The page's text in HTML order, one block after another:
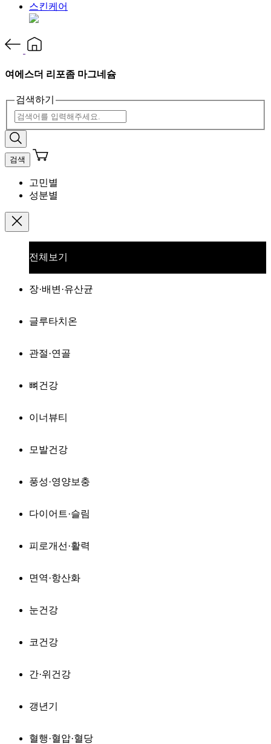
스킨케어
여에스더 리포좀 마그네슘
검색하기
검색
고민별
성분별
전체보기
장·배변·유산균
글루타치온
관절·연골
뼈건강
이너뷰티
모발건강
풍성·영양보충
다이어트·슬림
피로개선·활력
면역·항산화
눈건강
코건강
간·위건강
갱년기
혈행·혈압·혈당